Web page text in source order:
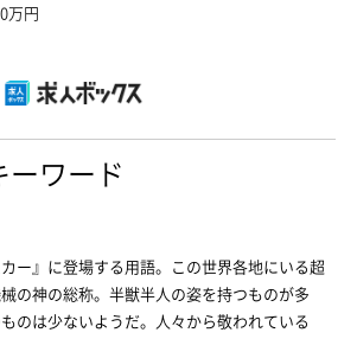
万円
ワード
ー』に登場する用語。この世界各地にいる超
の神の総称。半獣半人の姿を持つものが多
のは少ないようだ。人々から敬われている